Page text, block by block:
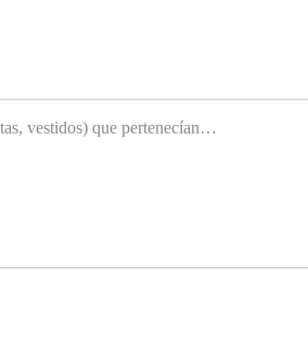
vestidos) que pertenecían…